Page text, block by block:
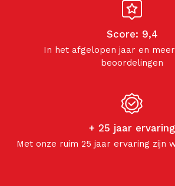
Score: 9,4
In het afgelopen jaar en
beoordelingen
+ 25 jaar ervaring
Met onze ruim 25 jaar ervaring zijn